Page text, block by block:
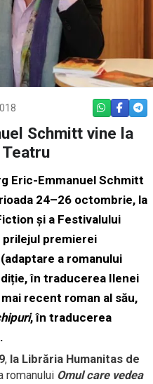
WHATSAPP
Schmitt vine la
Eric-Emmanuel Schmitt
24–26 octombrie, la
și a Festivalului
prilejul premierei
a romanului
în traducerea Ilenei
recent roman al său,
, în traducerea
, la Librăria Humanitas de
romanului Omul care vedea